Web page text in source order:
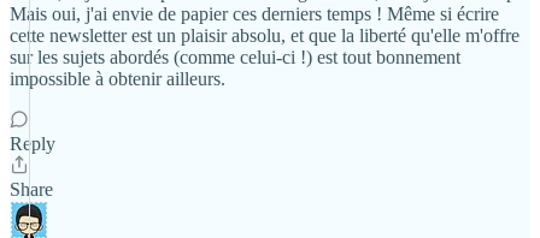
Mais oui, j'ai envie de papier ces derniers temps ! Même si écrire
cette newsletter est un plaisir absolu, et que la liberté qu'elle m'offre
sur les sujets abordés (comme celui-ci !) est tout bonnement
impossible à obtenir ailleurs.
Reply
Share